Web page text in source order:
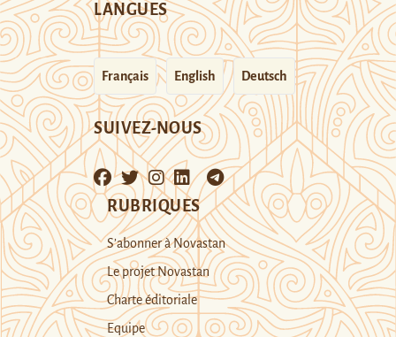
LANGUES
Français English Deutsch
SUIVEZ-NOUS
RUBRIQUES
S’abonner à Novastan
Le projet Novastan
Charte éditoriale
Equipe